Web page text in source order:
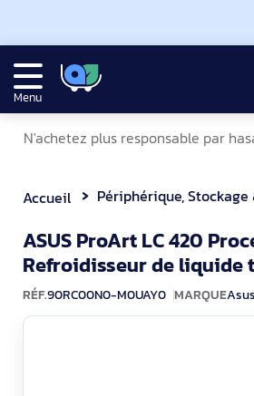
Menu
Accueil Périphérique, Stockage &
ASUS ProArt LC 420
Refroidisseur de liquide
cm Noir90RC00N0-
RÉF.90RC00N0-M0UAY0 MARQUEAsus